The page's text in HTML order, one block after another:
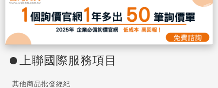
上聯國際服務項目
其他商品批發經紀